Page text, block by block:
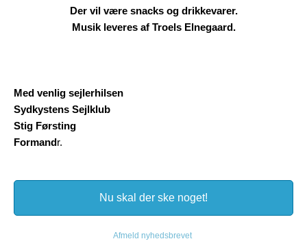
Der vil være snacks og drikkevarer.
Musik leveres af Troels Elnegaard.
Med venlig sejlerhilsen
Sydkystens Sejlklub
Stig Førsting
Formandr.
Nu skal der ske noget!
Afmeld nyhedsbrevet